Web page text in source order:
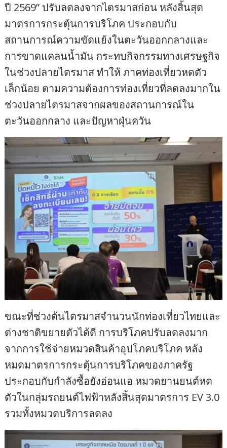
ปี 2569” ปรับลดลงจากไตรมาสก่อน หลังสิ้นสุด
มาตรการกระตุ้นการบริโภค ประกอบกับ
สถานการณ์ความขัดแย้งในตะวันออกกลางและ
การขาดแคลนน้ำมัน กระทบกิจกรรมทางเศรษฐกิจ
ในช่วงปลายไตรมาส ทำให้ ภาคท่องเที่ยวหดตัว
เล็กน้อย ตามความต้องการท่องเที่ยวที่ลดลงมากใน
ช่วงปลายไตรมาสจากผลของสถานการณ์ใน
ตะวันออกกลาง และปัญหาฝุ่นควัน
ขณะที่ช่วงต้นไตรมาสจำนวนนักท่องเที่ยวไทยและ
ต่างชาติขยายตัวได้ดี การบริโภคปรับลดลงมาก
จากการใช้จ่ายหมวดสินค้าอุปโภคบริโภค หลัง
หมดมาตรการกระตุ้นการบริโภคของภาครัฐ
ประกอบกับกำลังซื้อยังอ่อนแอ หมวดยานยนต์หด
ตัวในกลุ่มรถยนต์ไฟฟ้าหลังสิ้นสุดมาตรการ EV 3.0
รวมทั้งหมวดบริการลดลง